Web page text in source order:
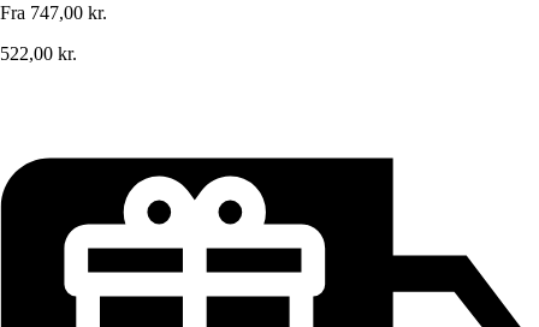
Fra 747,00 kr.
522,00 kr.